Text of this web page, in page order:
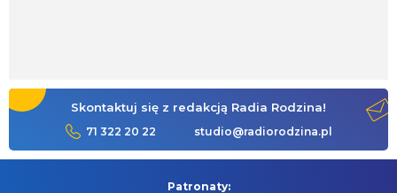
Skontaktuj się z redakcją Radia Rodzina!
71 322 20 22 studio@radiorodzina.pl
Patronaty: